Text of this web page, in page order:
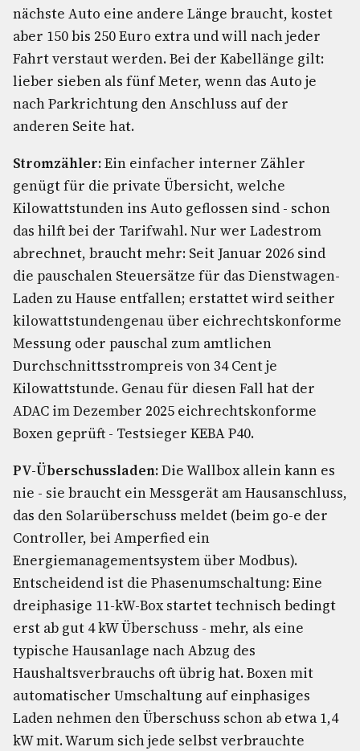
nächste Auto eine andere Länge braucht, kostet
aber 150 bis 250 Euro extra und will nach jeder
Fahrt verstaut werden. Bei der Kabellänge gilt:
lieber sieben als fünf Meter, wenn das Auto je
nach Parkrichtung den Anschluss auf der
anderen Seite hat.
Stromzähler:Ein einfacher interner Zähler
genügt für die private Übersicht, welche
Kilowattstunden ins Auto geflossen sind - schon
das hilft bei der Tarifwahl. Nur wer Ladestrom
abrechnet, braucht mehr: Seit Januar 2026 sind
die pauschalen Steuersätze für das Dienstwagen-
Laden zu Hause entfallen; erstattet wird seither
kilowattstundengenau über eichrechtskonforme
Messung oder pauschal zum amtlichen
Durchschnittsstrompreis von 34 Cent je
Kilowattstunde. Genau für diesen Fall hat der
ADAC im Dezember 2025 eichrechtskonforme
Boxen geprüft - Testsieger KEBA P40.
PV-Überschussladen:Die Wallbox allein kann es
nie - sie braucht ein Messgerät am Hausanschluss,
das den Solarüberschuss meldet (beim go-e der
Controller, bei Amperfied ein
Energiemanagementsystem über Modbus).
Entscheidend ist die Phasenumschaltung: Eine
dreiphasige 11-kW-Box startet technisch bedingt
erst ab gut 4 kW Überschuss - mehr, als eine
typische Hausanlage nach Abzug des
Haushaltsverbrauchs oft übrig hat. Boxen mit
automatischer Umschaltung auf einphasiges
Laden nehmen den Überschuss schon ab etwa 1,4
kW mit. Warum sich jede selbst verbrauchte